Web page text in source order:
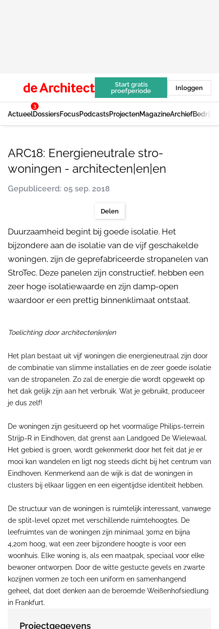
Start gratis
proefperiode
Inloggen
Actueel
3
DossiersFocusPodcastsProjectenMagazineArchief
ARC18: Energieneutrale stro-
woningen - architecten|en|en
Gepubliceerd: 05 sep. 2018
Delen
Duurzaamheid begint bij goede isolatie. Het
bijzondere aan de isolatie van de vijf geschakelde
woningen, zijn de geprefabriceerde stropanelen van
StroTec. Deze panelen zijn constructief, hebben een
zeer hoge isolatiewaarde en zijn damp-open
waardoor er een prettig binnenklimaat ontstaat.
Toelichting door architecten|en|en
Het plan bestaat uit vijf woningen die energieneutraal zijn door
de combinatie van slimme installaties en de zeer goede isolatie
van de stropanelen. Zo zal de energie die wordt opgewekt op
het dak gelijk zijn aan het verbruik. Wat je gebruikt, produceer
je dus zelf!
De woningen zijn gesitueerd op het voormalige Philips-terrein
Strijp-R in Eindhoven, dat grenst aan Landgoed De Wielewaal.
Het gebied is groen, wordt gekenmerkt door het feit dat je er
mooi kan wandelen en ligt nog steeds dicht bij het centrum van
Eindhoven. Kenmerkend aan de wijk is dat de woningen in
clusters bij elkaar liggen en een eigentijdse identiteit hebben.
De structuur van de woningen is ruimtelijk interessant, vanwege
de split-level opzet met verschillende ruimtehoogtes. De
leefruimtes van de woningen zijn minimaal 30m2 en bijna
4,20m hoog, wat een zeer bijzondere hoogte is voor een
woonhuis. Elke woning is, als een maatpak, speciaal voor elke
bewoner ontworpen. Door de witte gestucte gevels en zwarte
kozijnen vormen ze toch een uniform en samenhangend
geheel, dat doet denken aan de beroemde Weißenhofsiedlung
in Frankfurt.
Projectgegevens